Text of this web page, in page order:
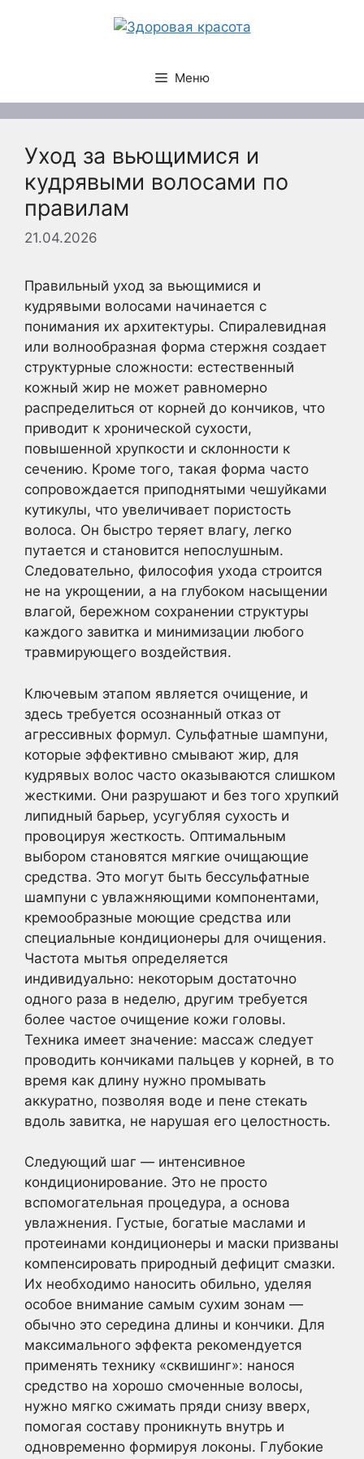
Меню
Уход за вьющимися и
кудрявыми волосами по
правилам
21.04.2026
Правильный уход за вьющимися и
кудрявыми волосами начинается с
понимания их архитектуры. Спиралевидная
или волнообразная форма стержня создает
структурные сложности: естественный
кожный жир не может равномерно
распределиться от корней до кончиков, что
приводит к хронической сухости,
повышенной хрупкости и склонности к
сечению. Кроме того, такая форма часто
сопровождается приподнятыми чешуйками
кутикулы, что увеличивает пористость
волоса. Он быстро теряет влагу, легко
путается и становится непослушным.
Следовательно, философия ухода строится
не на укрощении, а на глубоком насыщении
влагой, бережном сохранении структуры
каждого завитка и минимизации любого
травмирующего воздействия.
Ключевым этапом является очищение, и
здесь требуется осознанный отказ от
агрессивных формул. Сульфатные шампуни,
которые эффективно смывают жир, для
кудрявых волос часто оказываются слишком
жесткими. Они разрушают и без того хрупкий
липидный барьер, усугубляя сухость и
провоцируя жесткость. Оптимальным
выбором становятся мягкие очищающие
средства. Это могут быть бессульфатные
шампуни с увлажняющими компонентами,
кремообразные моющие средства или
специальные кондиционеры для очищения.
Частота мытья определяется
индивидуально: некоторым достаточно
одного раза в неделю, другим требуется
более частое очищение кожи головы.
Техника имеет значение: массаж следует
проводить кончиками пальцев у корней, в то
время как длину нужно промывать
аккуратно, позволяя воде и пене стекать
вдоль завитка, не нарушая его целостность.
Следующий шаг — интенсивное
кондиционирование. Это не просто
вспомогательная процедура, а основа
увлажнения. Густые, богатые маслами и
протеинами кондиционеры и маски призваны
компенсировать природный дефицит смазки.
Их необходимо наносить обильно, уделяя
особое внимание самым сухим зонам —
обычно это середина длины и кончики. Для
максимального эффекта рекомендуется
применять технику «сквишинг»: нанося
средство на хорошо смоченные волосы,
нужно мягко сжимать пряди снизу вверх,
помогая составу проникнуть внутрь и
одновременно формируя локоны. Глубокие